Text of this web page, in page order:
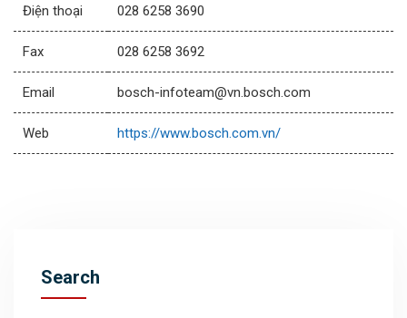
Điện thoại 028 6258 3690
Fax 028 6258 3692
Email bosch-infoteam@vn.bosch.com
Web https://www.bosch.com.vn/
Search